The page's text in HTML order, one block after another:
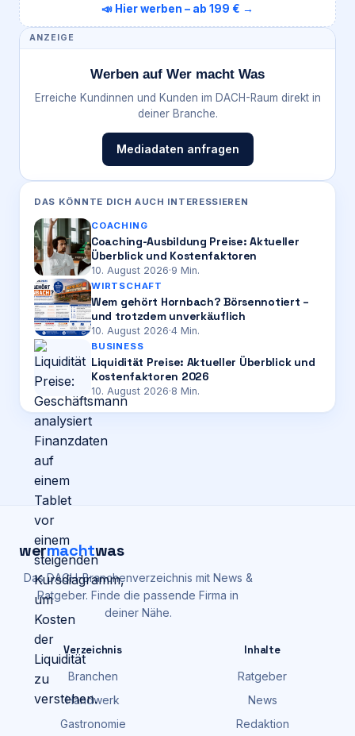
📣 Hier werben – ab 199 € →
ANZEIGE
Werben auf Wer macht Was
Erreiche Kundinnen und Kunden im DACH-Raum direkt in
deiner Branche.
Mediadaten anfragen
DAS KÖNNTE DICH AUCH INTERESSIEREN
COACHING
Coaching-Ausbildung Preise: Aktueller
Überblick und Kostenfaktoren
10. August 2026·9 Min.
WIRTSCHAFT
Wem gehört Hornbach? Börsennotiert –
und trotzdem unverkäuflich
10. August 2026·4 Min.
BUSINESS
Liquidität Preise: Aktueller Überblick und
Kostenfaktoren 2026
10. August 2026·8 Min.
wermachtwas
Das DACH-Branchenverzeichnis mit News &
Ratgeber. Finde die passende Firma in
deiner Nähe.
Verzeichnis
Branchen
Handwerk
Gastronomie
Inhalte
Ratgeber
News
Redaktion